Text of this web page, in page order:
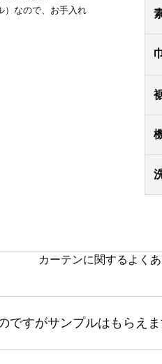
）なので、お手入れ
カーテンに関するよく
ですがサンプルはもらえま